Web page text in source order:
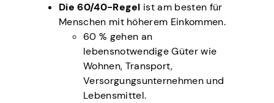
Die 60/40-Regel ist am besten für
Menschen mit höherem Einkommen.
60 % gehen an
lebensnotwendige Güter wie
Wohnen, Transport,
Versorgungsunternehmen und
Lebensmittel.